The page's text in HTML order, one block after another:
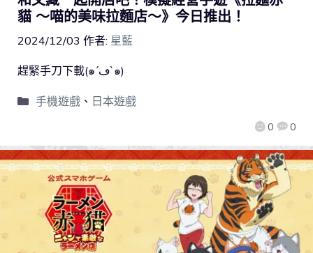
貓 ～喵的美味拉麵店～》今日推出！
2024/12/03 作者: 星藍
0 0
趕緊手刀下載(๑´ڡ`๑)
手機遊戲、 日本遊戲